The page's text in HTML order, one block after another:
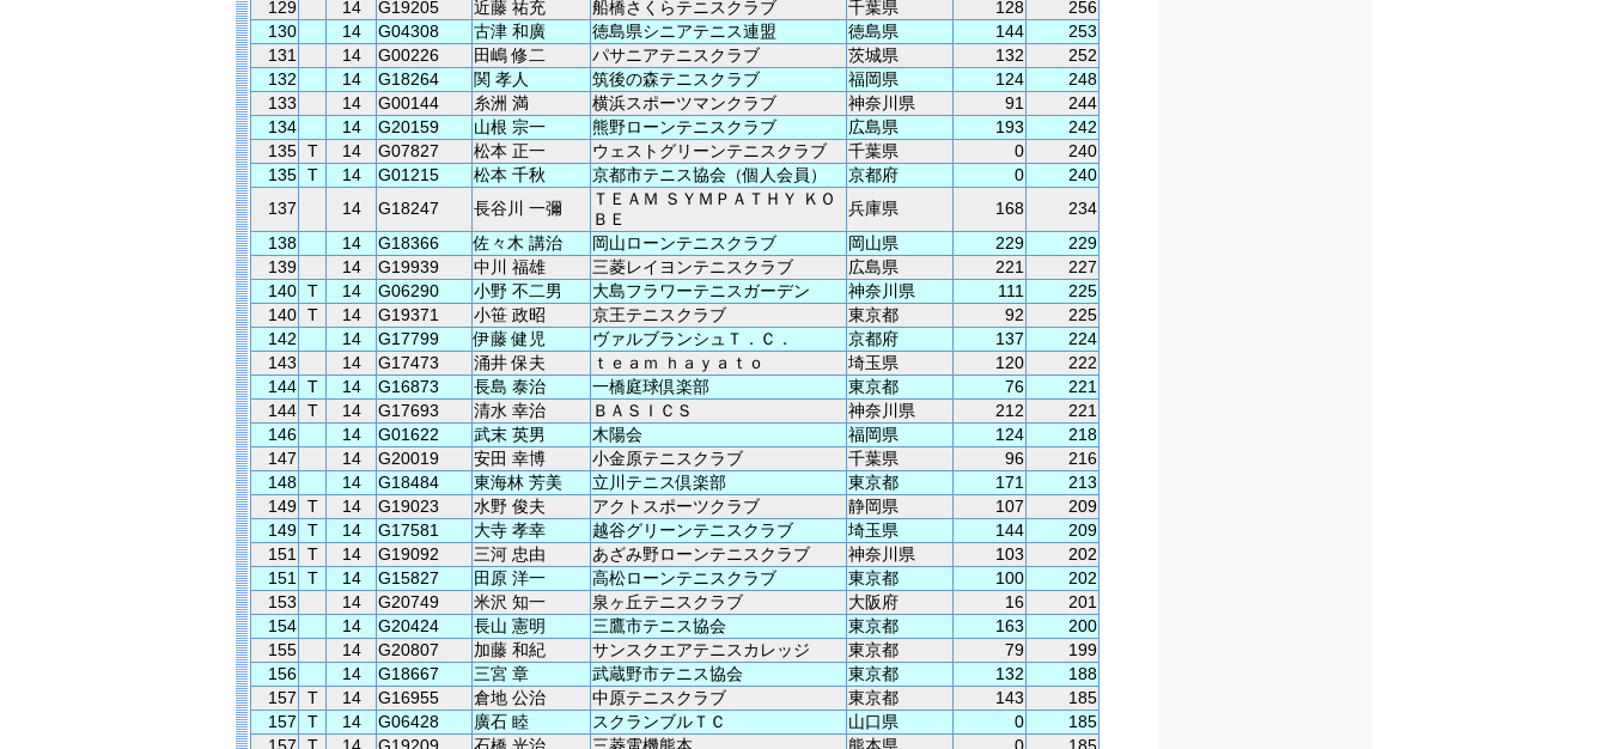
129
14 G19205 近藤 祐充 船橋さくらテニスクラブ 千葉県 128
256
130
14 G04308 古津 和廣 徳島県シニアテニス連盟 徳島県 144
253
131
14 G00226 田嶋 修二 パサニアテニスクラブ 茨城県 132
252
132
14 G18264 関 孝人 筑後の森テニスクラブ 福岡県 124
248
133
14 G00144 糸洲 満 横浜スポーツマンクラブ 神奈川県 91
244
134
14 G20159 山根 宗一 熊野ローンテニスクラブ 広島県 193
242
135 T 14 G07827 松本 正一 ウェストグリーンテニスクラブ 千葉県 0
240
135 T 14 G01215 松本 千秋 京都市テニス協会（個人会員） 京都府 0
240
137
14 G18247 長谷川 一彌
ＴＥＡＭ ＳＹＭＰＡＴＨＹ ＫＯ
ＢＥ
兵庫県 168
234
138
14 G18366 佐々木 講治 岡山ローンテニスクラブ 岡山県 229
229
139
14 G19939 中川 福雄 三菱レイヨンテニスクラブ 広島県 221
227
140 T 14 G06290 小野 不二男 大島フラワーテニスガーデン 神奈川県 111
225
140 T 14 G19371 小笹 政昭 京王テニスクラブ 東京都 92
225
142
14 G17799 伊藤 健児 ヴァルブランシュＴ．Ｃ． 京都府 137
224
143
14 G17473 涌井 保夫 ｔｅａｍ ｈａｙａｔｏ 埼玉県 120
222
144 T 14 G16873 長島 泰治 一橋庭球倶楽部 東京都 76
221
144 T 14 G17693 清水 幸治 ＢＡＳＩＣＳ 神奈川県 212
221
146
14 G01622 武末 英男 木陽会 福岡県 124
218
147
14 G20019 安田 幸博 小金原テニスクラブ 千葉県 96
216
148
14 G18484 東海林 芳美 立川テニス倶楽部 東京都 171
213
149 T 14 G19023 水野 俊夫 アクトスポーツクラブ 静岡県 107
209
149 T 14 G17581 大寺 孝幸 越谷グリーンテニスクラブ 埼玉県 144
209
151
T 14 G19092 三河 忠由 あざみ野ローンテニスクラブ 神奈川県 103
202
151
T 14 G15827 田原 洋一 高松ローンテニスクラブ 東京都 100
202
153
14 G20749 米沢 知一 泉ヶ丘テニスクラブ 大阪府 16
201
154
14 G20424 長山 憲明 三鷹市テニス協会 東京都 163
200
155
14 G20807 加藤 和紀 サンスクエアテニスカレッジ 東京都 79
199
156
14 G18667 三宮 章 武蔵野市テニス協会 東京都 132
188
157
T 14 G16955 倉地 公治 中原テニスクラブ 東京都 143
185
157
T 14 G06428 廣石 睦 スクランブルＴＣ 山口県 0
185